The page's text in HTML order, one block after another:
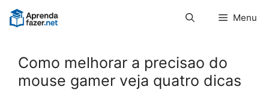
Pular
para
Menu
Como melhorar a precisao do
mouse gamer veja quatro dicas